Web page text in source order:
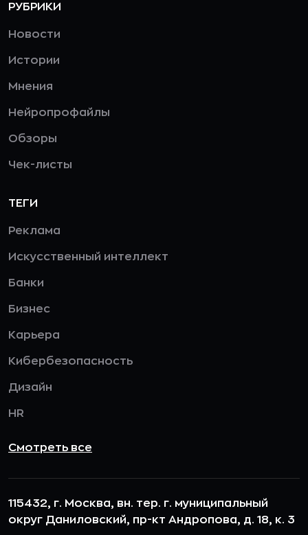
РУБРИКИ
Новости
Истории
Мнения
Нейропрофайлы
Обзоры
Чек-листы
ТЕГИ
Реклама
Искусственный интеллект
Банки
Бизнес
Карьера
Кибербезопасность
Дизайн
HR
Смотреть все
115432, г. Москва, вн. тер. г. муниципальный
округ Даниловский, пр-кт Андропова, д. 18, к. 3